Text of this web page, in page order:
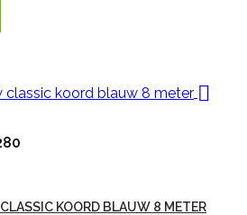

KOORD BLAUW 8 METER